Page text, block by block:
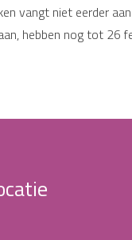
vangt niet eerder
hebben nog tot 26